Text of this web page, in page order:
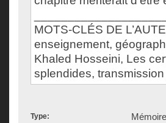
MOTS-CLÉS DE
enseignement,
Khaled Hosseini, Les
splendides,
Type: